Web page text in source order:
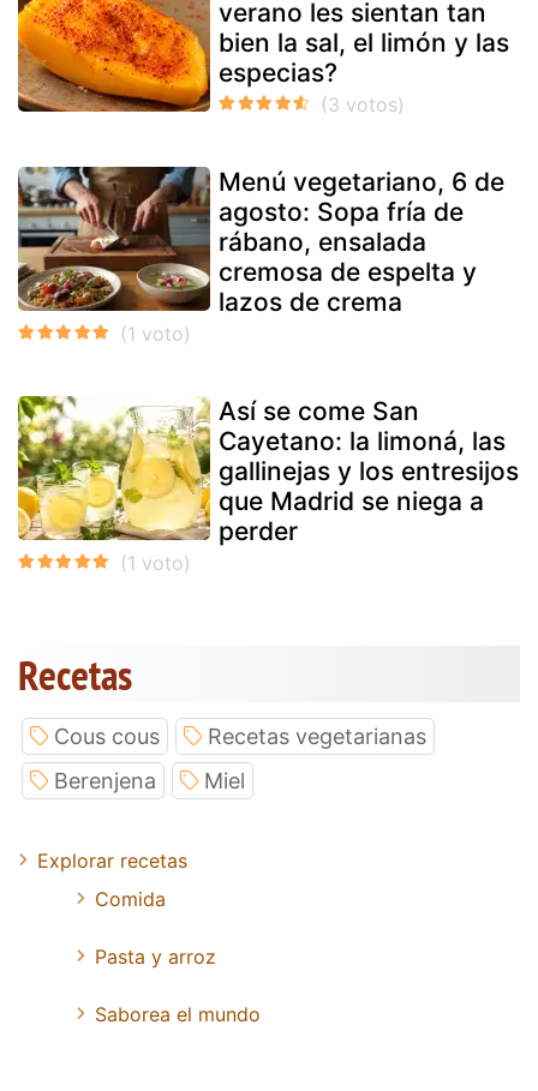
verano les sientan tan
bien la sal, el limón y las
especias?
Menú vegetariano, 6 de
agosto: Sopa fría de
rábano, ensalada
cremosa de espelta y
lazos de crema
Así se come San
Cayetano: la limoná, las
gallinejas y los entresijos
que Madrid se niega a
perder
Recetas
Cous cous
Recetas vegetarianas
Berenjena
Miel
Explorar recetas
Comida
Pasta y arroz
Saborea el mundo